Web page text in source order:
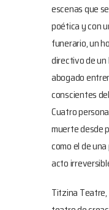
escenas que
poética y con
funerario, un
directivo de
abogado
conscientes
Cuatro
muerte desde
como el de
acto
Titzina